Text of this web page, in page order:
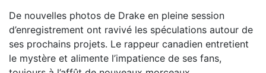
De nouvelles photos de Drake en pleine session
d’enregistrement ont ravivé les spéculations autour de
ses prochains projets. Le rappeur canadien entretient
le mystère et alimente l’impatience de ses fans,